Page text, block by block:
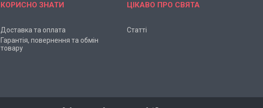
КОРИСНО ЗНАТИ
Доставка та оплата
Гарантія, повернення та обмін
товару
ЦІКАВО ПРО СВЯТА
Статті